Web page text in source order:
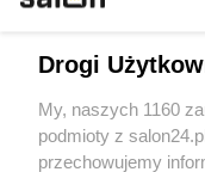
Sport
Społeczeństwo
Drogi
My, naszych 1160
podmioty z
przechowujemy